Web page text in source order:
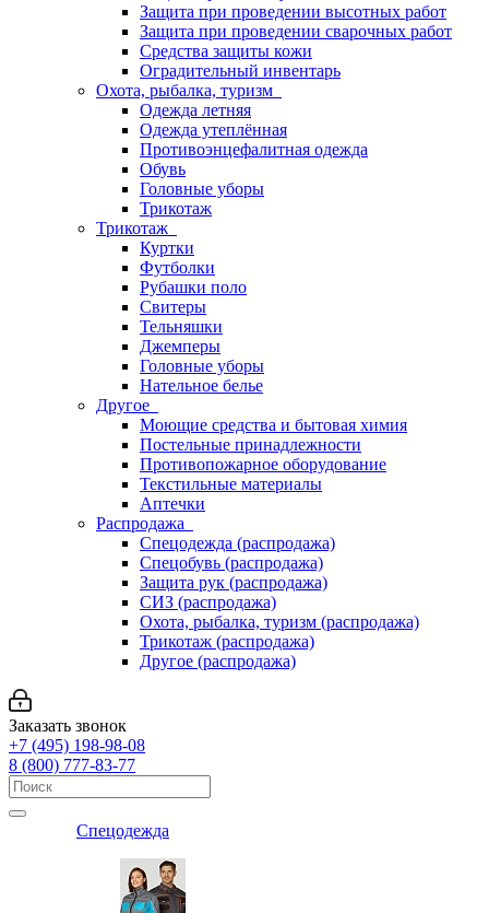
Защита при проведении высотных работ
Защита при проведении сварочных работ
Средства защиты кожи
Оградительный инвентарь
Охота, рыбалка, туризм
Одежда летняя
Одежда утеплённая
Противоэнцефалитная одежда
Обувь
Головные уборы
Трикотаж
Трикотаж
Куртки
Футболки
Рубашки поло
Свитеры
Тельняшки
Джемперы
Головные уборы
Нательное белье
Другое
Моющие средства и бытовая химия
Постельные принадлежности
Противопожарное оборудование
Текстильные материалы
Аптечки
Распродажа
Спецодежда (распродажа)
Спецобувь (распродажа)
Защита рук (распродажа)
СИЗ (распродажа)
Охота, рыбалка, туризм (распродажа)
Трикотаж (распродажа)
Другое (распродажа)
Заказать звонок
+7 (495) 198-98-08
8 (800) 777-83-77
Спецодежда